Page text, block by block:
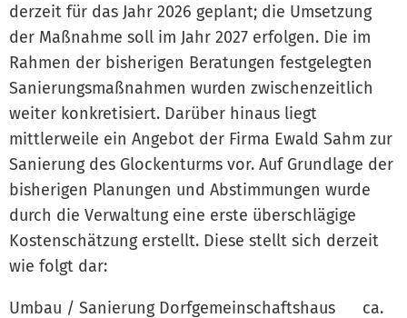
derzeit für das Jahr 2026 geplant; die Umsetzung
der Maßnahme soll im Jahr 2027 erfolgen. Die im
Rahmen der bisherigen Beratungen festgelegten
Sanierungsmaßnahmen wurden zwischenzeitlich
weiter konkretisiert. Darüber hinaus liegt
mittlerweile ein Angebot der Firma Ewald Sahm zur
Sanierung des Glockenturms vor. Auf Grundlage der
bisherigen Planungen und Abstimmungen wurde
durch die Verwaltung eine erste überschlägige
Kostenschätzung erstellt. Diese stellt sich derzeit
wie folgt dar:
Umbau / Sanierung Dorfgemeinschaftshaus ca.